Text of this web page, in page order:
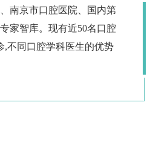
南京市口腔医院、国内第
家智库。现有近50名口腔
,不同口腔学科医生的优势